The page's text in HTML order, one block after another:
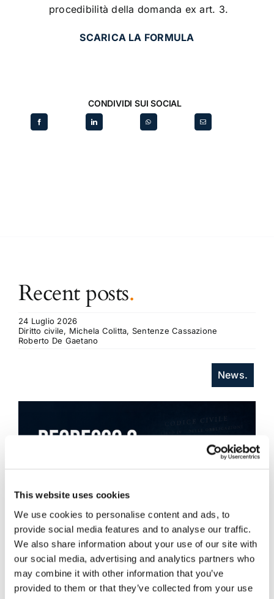
This website uses cookies
We use cookies to personalise content and ads, to
provide social media features and to analyse our traffic.
We also share information about your use of our site with
our social media, advertising and analytics partners who
may combine it with other information that you’ve
provided to them or that they’ve collected from your use
procedibilità della domanda ex art. 3.
SCARICA LA FORMULA
CONDIVIDI SUI SOCIAL
Recent posts.
24 Luglio 2026
Diritto civile, Michela Colitta, Sentenze Cassazione
Roberto De Gaetano
News.